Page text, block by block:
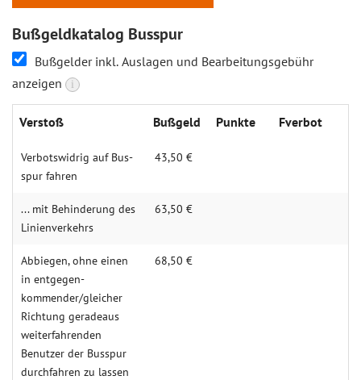
Bußgeldkatalog Busspur
Bußgelder inkl. Auslagen und Bearbeitungsgebühr
anzeigen
i
Verstoß Buß­geld Punk­te Fverbot
Verbotswi­drig auf Bus­
spur fahren
43,50 €
... mit Behin­derung des
Linien­verkehrs
63,50 €
Abbiegen, ohne ei­nen
in entgegen­
kommender/gleicher
Richtung gerade­aus
weiter­fahrenden
Benutzer der Busspur
durch­fahren zu lassen
68,50 €